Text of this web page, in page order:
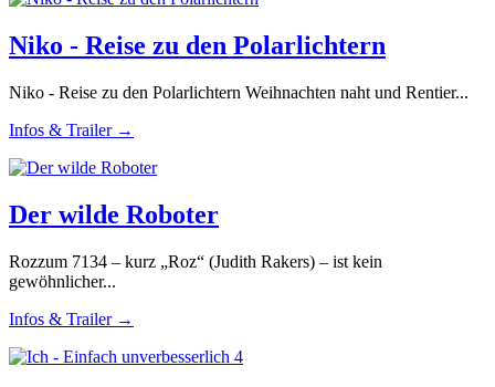
Niko - Reise zu den Polarlichtern
Niko - Reise zu den Polarlichtern Weihnachten naht und Rentier...
Infos & Trailer →
Der wilde Roboter
Rozzum 7134 – kurz „Roz“ (Judith Rakers) – ist kein
gewöhnlicher...
Infos & Trailer →